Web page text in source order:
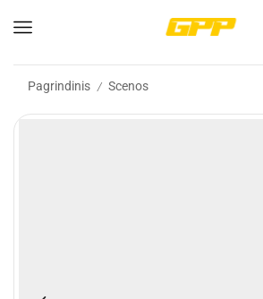
Pagrindinis / Scenos